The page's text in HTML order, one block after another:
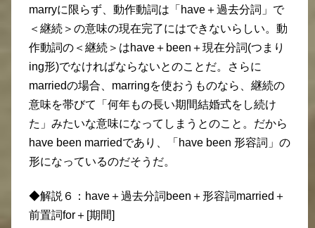
marryに限らず、動作動詞は「have＋過去分詞」で
＜継続＞の意味の現在完了にはできないらしい。動
作動詞の＜継続＞はhave＋been＋現在分詞(つまり
ing形)でなければならないとのことだ。さらに
marriedの場合、marringを使おうものなら、継続の
意味を帯びて「何年もの長い期間結婚式をし続け
た」みたいな意味になってしまうとのこと。だから
have been marriedであり、「have been 形容詞」の
形になっているのだそうだ。
◆解説６：have＋過去分詞been＋形容詞married＋
前置詞for＋[期間]